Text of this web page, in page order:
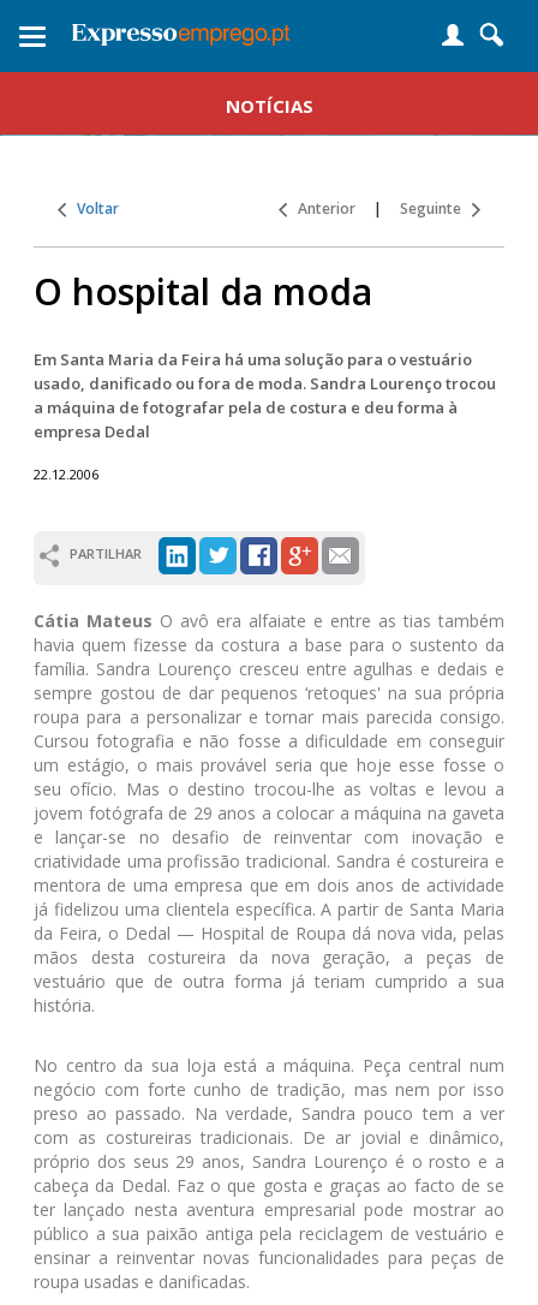
Toggle
NOTÍCIAS
Voltar Anterior | Seguinte
O hospital da moda
Em Santa Maria da Feira há uma solução para o vestuário
usado, danificado ou fora de moda. Sandra Lourenço trocou
a máquina de fotografar pela de costura e deu forma à
empresa Dedal
22.12.2006
PARTILHAR
Cátia Mateus O avô era alfaiate e entre as tias também
havia quem fizesse da costura a base para o sustento da
família. Sandra Lourenço cresceu entre agulhas e dedais e
sempre gostou de dar pequenos ‘retoques' na sua própria
roupa para a personalizar e tornar mais parecida consigo.
Cursou fotografia e não fosse a dificuldade em conseguir
um estágio, o mais provável seria que hoje esse fosse o
seu ofício. Mas o destino trocou-lhe as voltas e levou a
jovem fotógrafa de 29 anos a colocar a máquina na gaveta
e lançar-se no desafio de reinventar com inovação e
criatividade uma profissão tradicional. Sandra é costureira e
mentora de uma empresa que em dois anos de actividade
já fidelizou uma clientela específica. A partir de Santa Maria
da Feira, o Dedal — Hospital de Roupa dá nova vida, pelas
mãos desta costureira da nova geração, a peças de
vestuário que de outra forma já teriam cumprido a sua
história.
No centro da sua loja está a máquina. Peça central num
negócio com forte cunho de tradição, mas nem por isso
preso ao passado. Na verdade, Sandra pouco tem a ver
com as costureiras tradicionais. De ar jovial e dinâmico,
próprio dos seus 29 anos, Sandra Lourenço é o rosto e a
cabeça da Dedal. Faz o que gosta e graças ao facto de se
ter lançado nesta aventura empresarial pode mostrar ao
público a sua paixão antiga pela reciclagem de vestuário e
ensinar a reinventar novas funcionalidades para peças de
roupa usadas e danificadas.